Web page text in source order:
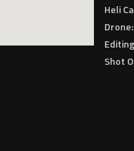
Heli
Drone:
Shot